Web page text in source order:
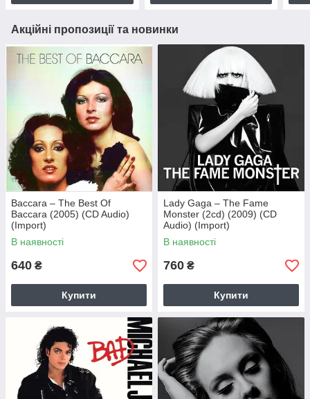
Акційні пропозиції та новинки
Baccara – The Best Of
Baccara (2005) (CD Audio)
(Import)
В наявності
640 ₴
Купити
Lady Gaga – The Fame
Monster (2cd) (2009) (CD
Audio) (Import)
В наявності
760 ₴
Купити